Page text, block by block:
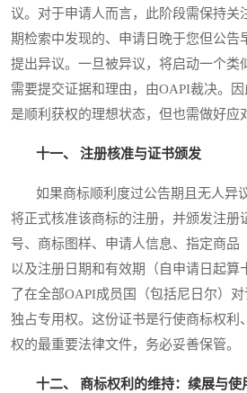
议。对于申请人而言，此阶段需保持关
期检索中发现的、申请日晚于您但公告
提出异议。一旦被异议，将启动一个类
需要提交证据和理由，由OAPI裁决。
是顺利获权的理想状态，但也需做好应
十一、 注册核准与证书颁发
如果商标顺利度过公告期且无人异
将正式核准该商标的注册，并颁发注册
号、商标图样、申请人信息、指定商品
以及注册日期和有效期（自申请日起算
了在全部OAPI成员国（包括尼日尔）
独占专用权。这份证书是行使商标权利
权的最重要法律文件，务必妥善保管。
十二、 商标权利的维持：续展与使